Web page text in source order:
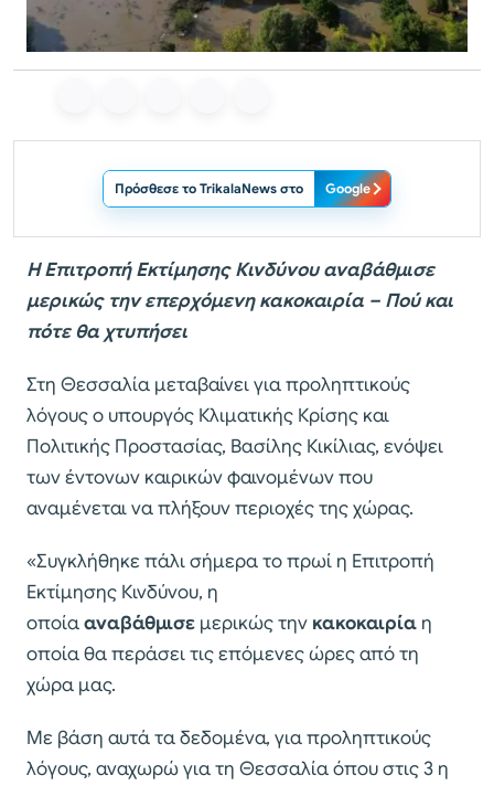
Πρόσθεσε το TrikalaNews στο Google
Η Επιτροπή Εκτίμησης Κινδύνου αναβάθμισε
μερικώς την επερχόμενη κακοκαιρία – Πού και
πότε θα χτυπήσει
Στη Θεσσαλία μεταβαίνει για προληπτικούς
λόγους ο υπουργός Κλιματικής Κρίσης και
Πολιτικής Προστασίας, Βασίλης Κικίλιας, ενόψει
των έντονων καιρικών φαινομένων που
αναμένεται να πλήξουν περιοχές της χώρας.
«Συγκλήθηκε πάλι σήμερα το πρωί η Επιτροπή
Εκτίμησης Κινδύνου, η
οποίααναβάθμισε μερικώς την κακοκαιρία η
οποία θα περάσει τις επόμενες ώρες από τη
χώρα μας.
Με βάση αυτά τα δεδομένα, για προληπτικούς
λόγους, αναχωρώ για τη Θεσσαλία όπου στις 3 η